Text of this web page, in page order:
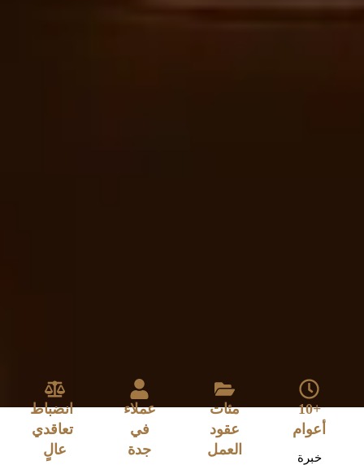
+10
أعوام
خبرة
مئات
عقود
العمل
عملاء
في
جدة
انضباط
تعاقدي
عالٍ